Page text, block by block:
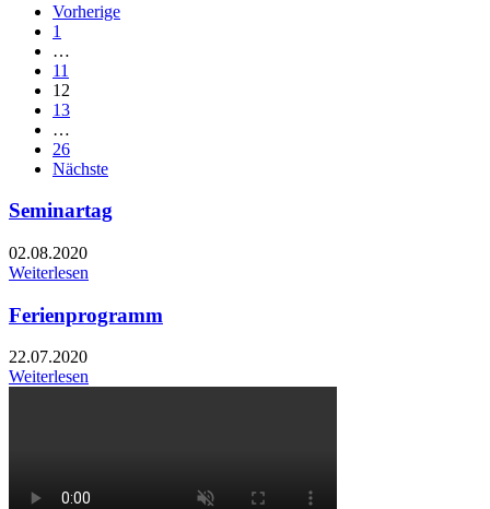
Vorherige
1
…
11
12
13
…
26
Nächste
Seminartag
02.08.2020
Weiterlesen
Ferienprogramm
22.07.2020
Weiterlesen